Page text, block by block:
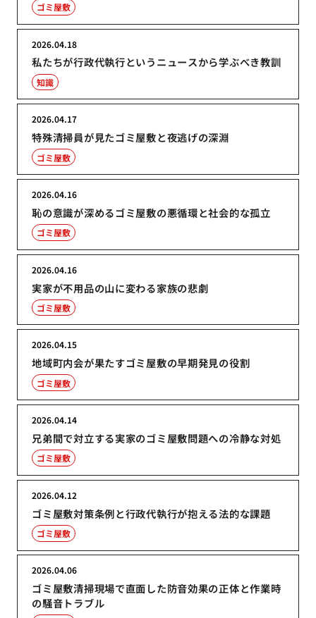
ゴミ屋敷
私たちが行政代執行というニュースから学ぶべき教訓
2026.04.18
知識
特殊清掃員が見たゴミ屋敷と夜逃げの深淵
2026.04.17
ゴミ屋敷
恥の意識が深めるゴミ屋敷の悪循環と社会的な孤立
2026.04.16
ゴミ屋敷
実家が不用品の山に変わる家族の悲劇
2026.04.16
ゴミ屋敷
地域町内会が果たすゴミ屋敷の早期発見の役割
2026.04.15
ゴミ屋敷
兄弟間で対立する実家のゴミ屋敷問題への冷静な対処
2026.04.14
ゴミ屋敷
ゴミ屋敷対策条例と行政代執行が抱える法的な課題
2026.04.12
ゴミ屋敷
ゴミ屋敷清掃現場で直面した防音効果の正体と作業時
の騒音トラブル
2026.04.06